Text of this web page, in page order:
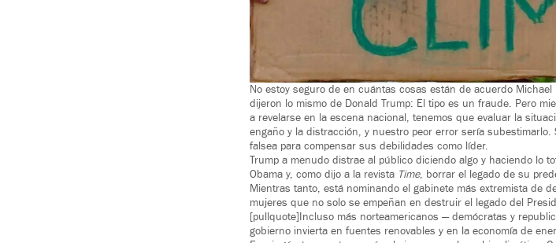
No estoy seguro de en cuántas cosas están de acuerdo
dijeron lo mismo de Donald Trump: El tipo es un fraude. Pero
a revelarse en la escena nacional, tenemos que evaluar la
engaño y la distracción, y nuestro peor error sería
falsea para compensar sus debilidades como líder.
Trump a menudo distrae al público diciendo algo y haciendo lo
Obama y, como dijo a la revista Time, borrar el legado de su
Mientras tanto, está nominando el gabinete más extremista de
mujeres que no solo se empeñan en destruir el legado del
[pullquote]Incluso más norteamericanos — demócratas y
gobierno invierta en fuentes renovables y en la economía de